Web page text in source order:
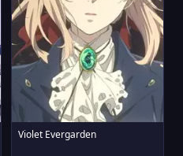
Violet Evergarden